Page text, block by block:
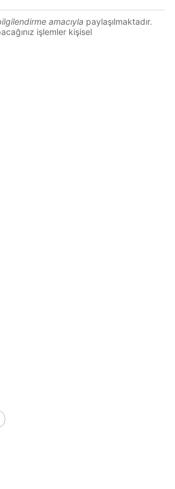
amacıyla paylaşılmaktadır.
işlemler kişisel